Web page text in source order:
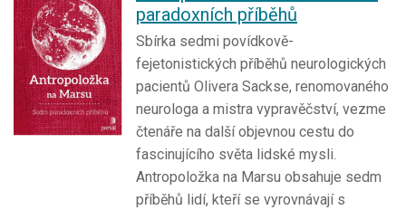
paradoxních příběhů
Sbírka sedmi povídkově-
fejetonistických příběhů neurologických
pacientů Olivera Sackse, renomovaného
neurologa a mistra vypravěčství, vezme
čtenáře na další objevnou cestu do
fascinujícího světa lidské mysli.
Antropoložka na Marsu obsahuje sedm
příběhů lidí, kteří se vyrovnávají s